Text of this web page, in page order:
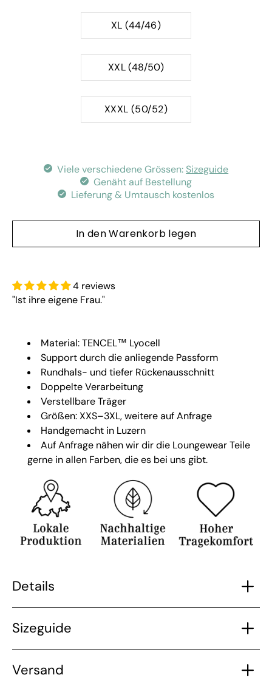
XL (44/46)
XXL (48/50)
XXXL (50/52)
Viele verschiedene Grössen: Sizeguide
Genäht auf Bestellung
Lieferung & Umtausch kostenlos
In den Warenkorb legen
4 reviews
"Ist ihre eigene Frau."
Material:TENCEL™ Lyocell
Support durch die anliegende Passform
Rundhals- und tiefer Rückenausschnitt
Doppelte Verarbeitung
Verstellbare Träger
Größen: XXS–3XL, weitere auf Anfrage
Handgemacht in Luzern
Auf Anfrage nähen wir dir die Loungewear Teile
gerne in allen Farben, die es bei uns gibt.
Details
Sizeguide
Versand